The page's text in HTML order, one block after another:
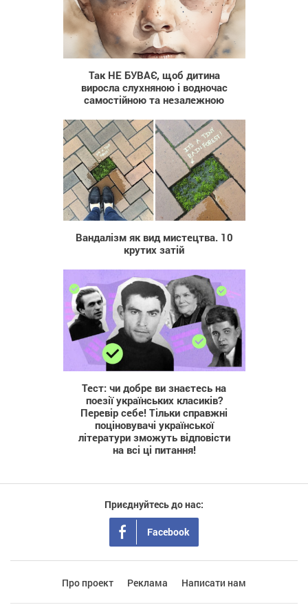
393
Так НЕ БУВАЄ, щоб дитина
виросла слухняною і водночас
самостійною та незалежною
407
Вандалізм як вид мистецтва. 10
крутих затій
1 072
Тест: чи добре ви знаєтесь на
поезії українських класиків?
Перевір себе! Тільки справжні
поціновувачі української
літератури зможуть відповісти
на всі ці питання!
Приєднуйтесь до нас:
Facebook
Про проект Реклама Написати нам